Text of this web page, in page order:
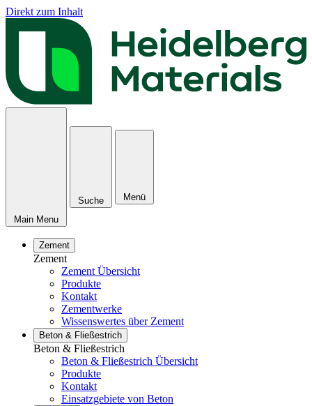
Direkt zum Inhalt
Main Menu
Suche Menü
Zement
Zement
Zement Übersicht
Produkte
Kontakt
Zementwerke
Wissenswertes über Zement
Beton & Fließestrich
Beton & Fließestrich
Beton & Fließestrich Übersicht
Produkte
Kontakt
Einsatzgebiete von Beton